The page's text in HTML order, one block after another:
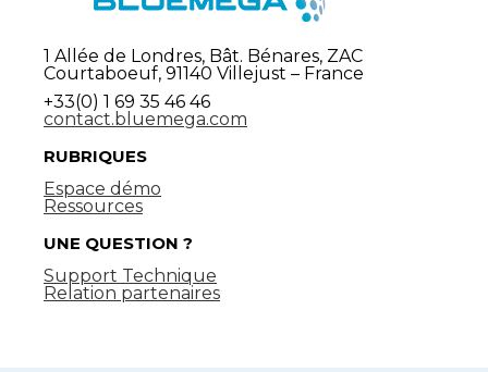
1 Allée de Londres, Bât. Bénares, ZAC
Courtaboeuf, 91140 Villejust – France
+33(0) 1 69 35 46 46
contact.bluemega.com
RUBRIQUES
Espace démo
Ressources
UNE QUESTION ?
Support Technique
Relation partenaires